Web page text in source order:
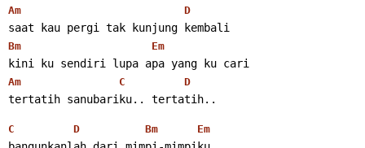
Am D
saat kau pergi tak kunjung kembali
Bm Em
kini ku sendiri lupa apa yang ku cari
Am C D
tertatih sanubariku.. tertatih..
C D Bm Em